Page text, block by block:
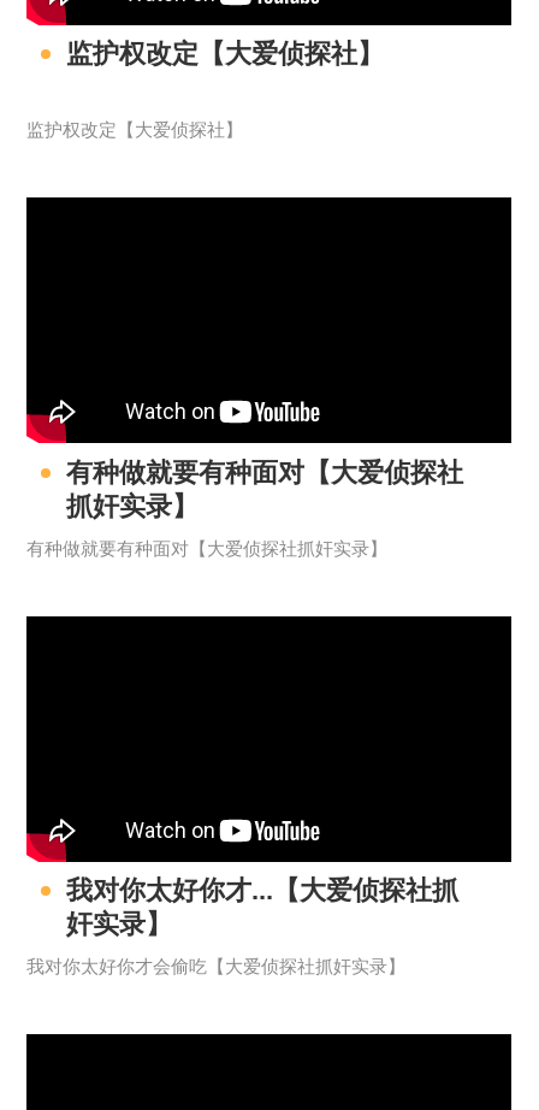
监护权改定【大爱侦探社】
监护权改定【大爱侦探社】
有种做就要有种面对【大爱侦探社
抓奸实录】
有种做就要有种面对【大爱侦探社抓奸实录】
我对你太好你才...【大爱侦探社抓
奸实录】
我对你太好你才会偷吃【大爱侦探社抓奸实录】